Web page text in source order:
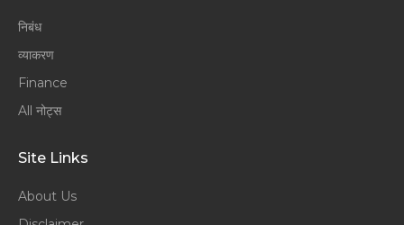
निबंध
व्याकरण
Finance
All नोट्स
Site Links
About Us